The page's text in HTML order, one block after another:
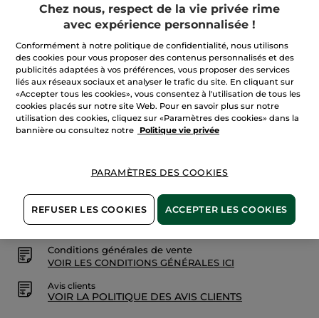
Ensemble 3 mini bains douche
Ensemble 3 mini bains douche
★★★★★
★★★★★
Aucune
valeur
notation
AJOUTER UN AVIS
Paiement sécurisé
Satisfait ou remboursé
Conditions générales de vente
VOIR LES CONDITIONS GÉNÉRALES ICI
Avis clients
VOIR LA POLITIQUE DES AVIS CLIENTS
Chez nous, respect de la vie privée rime
avec expérience personnalisée !
Conformément à notre politique de confidentialité, nous utilisons
des cookies pour vous proposer des contenus personnalisés et des
publicités adaptées à vos préférences, vous proposer des services
liés aux réseaux sociaux et analyser le trafic du site. En cliquant sur
«Accepter tous les cookies», vous consentez à l'utilisation de tous les
cookies placés sur notre site Web. Pour en savoir plus sur notre
utilisation des cookies, cliquez sur «Paramètres des cookies» dans la
bannière ou consultez notre
Politique vie privée
PARAMÈTRES DES COOKIES
REFUSER LES COOKIES ACCEPTER LES COOKIES